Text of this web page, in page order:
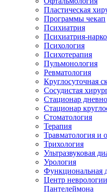
Пластическая
Программы чекап
Психиатрия
Психиатрия-
Психология
Психотерапия
Пульмонология
Ревматология
Круглосуточная
Сосудистая
Стационар
Стационар
Стоматология
Терапия
Травматология и
Трихология
Ультразвуковая
Урология
Функциональная
Центр
Пантелеймона